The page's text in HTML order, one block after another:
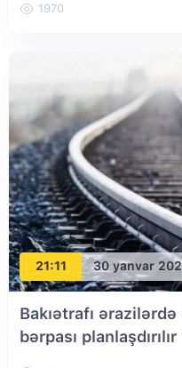
1970
21:11 30 yanvar
Bakıətrafı
bərpası planlaşdırılır